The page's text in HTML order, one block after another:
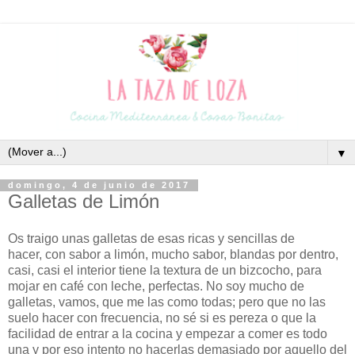
▼
domingo, 4 de junio de 2017
Galletas de Limón
Os traigo unas galletas de esas ricas y sencillas de
hacer, con sabor a limón, mucho sabor, blandas por dentro,
casi, casi el interior tiene la textura de un bizcocho, para
mojar en café con leche, perfectas. No soy mucho de
galletas, vamos, que me las como todas; pero que no las
suelo hacer con frecuencia, no sé si es pereza o que la
facilidad de entrar a la cocina y empezar a comer es todo
una y por eso intento no hacerlas demasiado por aquello del